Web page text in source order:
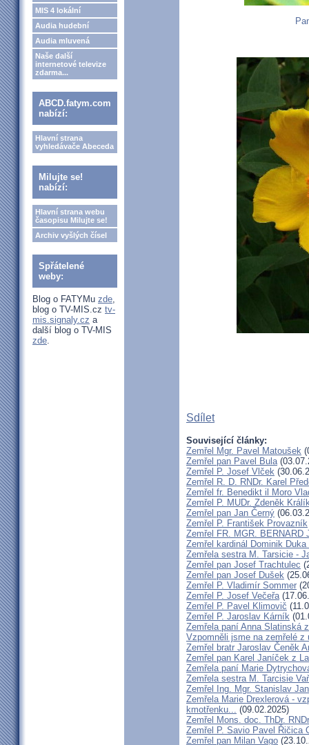
MIS 4 lokální
Audia hudební
Audia mluvená
Naše další
internetové televize
zdarma...
ABCD.fatym.com
nabízí:
Hlavní strana
vyhledávače Abeceda
Milujte se!
nabízí:
Hlavní strana webu
časopisu Milujte se!
Archiv vyšlých čísel
Spřátelené
weby:
Blog o FATYMu zde,
blog o TV-MIS.cz tv-
mis.signaly.cz a
další blog o TV-MIS
zde.
Sdílet
Související články:
Zemřel Mgr. Pavel Matoušek
Zemřel pan Pavel Bula
Zemřel P. Josef Vlček
Zemřel R. D. RNDr. Karel
Zemřel fr. Benedikt il Moro
Zemřel P. MUDr. Zdeněk
Zemřel pan Jan Černý
Zemřel P. František Provazník
Zemřel FR. MGR. BERNARD
Zemřel kardinál Dominik Duka
Zemřela sestra M. Tarsicie -
Zemřel pan Josef Trachtulec
Zemřel pan Josef Dušek
Zemřel P. Vladimír Sommer
Zemřel P. Josef Večeřa
Zemřel P. Pavel Klimovič
Zemřel P. Jaroslav Kárník
Zemřela paní Anna Slatinská
Vzpomněli jsme na zemřelé
Zemřel bratr Jaroslav Čeněk
Zemřel pan Karel Janíček z
Zemřela paní Marie
Zemřela sestra M. Tarcisie
Zemřel Ing. Mgr. Stanislav
Zemřela Marie Drexlerová -
kmotřenku... (09.02.2025)
Zemřel Mons. doc. ThDr.
Zemřel P. Savio Pavel Řičica
Zemřel pan Milan Vago